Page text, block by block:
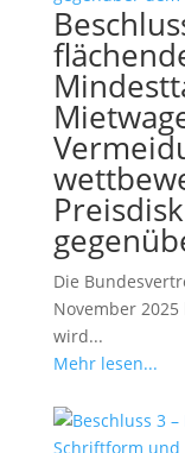
Die
November
wird...
Mehr lesen...